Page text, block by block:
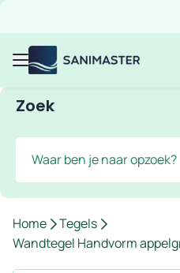
MenuSanimaster
Zoek
Home
Tegels
Wandtegel Handvorm